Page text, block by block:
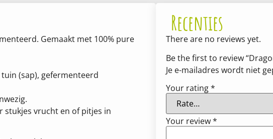
Gemaakt met 100% pure
(sap), gefermenteerd
stukjes vrucht en of pitjes in
Recenties
There are no reviews yet.
Be the first to review
Je e-mailadres wordt niet
Your rating*
Your review*